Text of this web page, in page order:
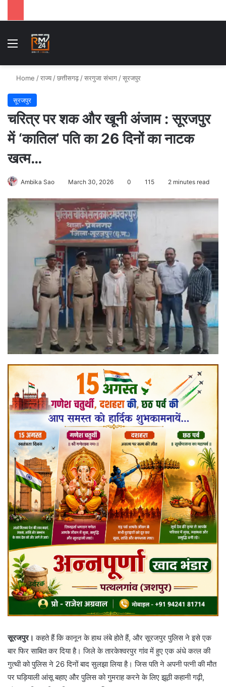
Menu
Home /राज्य /छत्तीसगढ़ /सरगुजा संभाग /सूरजपुर
सूरजपुर
चरित्र पर शक और खूनी अंजाम : सूरजपुर
में ‘कातिल’ पति का 26 दिनों का नाटक
खत्म…
Ambika Sao March 30, 2026 0 115 2 minutes read
सूरजपुर। कहते हैं कि कानून के हाथ लंबे होते हैं, और सूरजपुर पुलिस ने इसे एक
बार फिर साबित कर दिया है। जिले के तारकेश्वरपुर गांव में हुए एक अंधे कत्ल की
गुत्थी को पुलिस ने 26 दिनों बाद सुलझा लिया है। जिस पति ने अपनी पत्नी की मौत
पर घड़ियाली आंसू बहाए और पुलिस को गुमराह करने के लिए झूठी कहानी गढ़ी,